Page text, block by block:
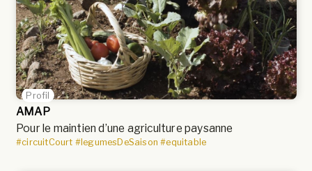
Profil
AMAP
Pour le maintien d’une agriculture paysanne
#circuitCourt #legumesDeSaison #equitable